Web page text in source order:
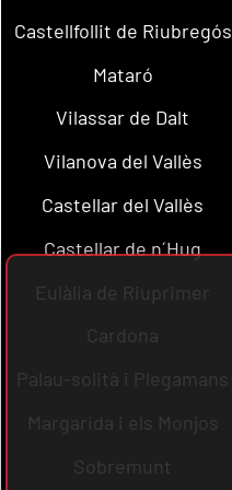
Castellfollit de Riubregós
Mataró
Vilassar de Dalt
Vilanova del Vallès
Castellar del Vallès
Castellar de n´Hug
Eulàlia de Riuprimer
Cardona
Palau-solità i Plegamans
Margarida i els Monjos
Sobremunt